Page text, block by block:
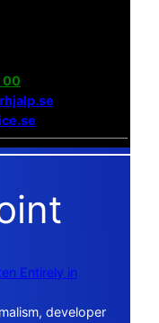
00
Entirely in
developer